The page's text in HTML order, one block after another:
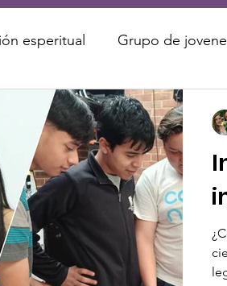
esperitual Grupo de
2027 2026